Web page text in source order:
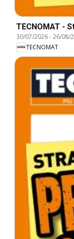
TECNOMAT -
30/07/2026-26/08/
TECNOMAT